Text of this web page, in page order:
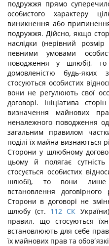
подружжя прямо
особистого характеру
виникнення або
подружжя. Дійсно, якщо
наслідки (нерівний
певними умовами
поводження у шлюбі),
домовленістю будь-яких
стосуються особистих
вони не регулюють свої
договорі. Ініціатива
визначення майнових
неналежного поводження
загальним правилом
поділі їх майна визнаються
Сторони у шлюбному
цьому й полягає
стосується особистих
шлюбі), то вони лише
встановлення
Сторони в договорі не
шлюбу (ст. 112 СК
правил, що стосуються
встановлюють для себе
їх майнових прав та